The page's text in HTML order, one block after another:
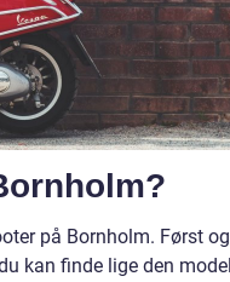
på Bornholm. Først
kan finde lige den